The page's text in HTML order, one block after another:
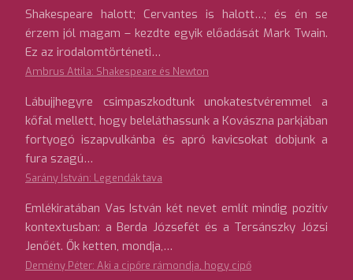
Shakespeare halott; Cervantes is halott…; és én se
érzem jól magam – kezdte egyik előadását Mark Twain.
Ez az irodalomtörténeti…
Ambrus Attila: Shakespeare és Newton
Lábujjhegyre csimpaszkodtunk unokatestvéremmel a
kőfal mellett, hogy beleláthassunk a Kovászna parkjában
fortyogó iszapvulkánba és apró kavicsokat dobjunk a
fura szagú…
Sarány István: Legendák tava
Emlékiratában Vas István két nevet említ mindig pozitív
kontextusban: a Berda Józsefét és a Tersánszky Józsi
Jenőét. Ők ketten, mondja,…
Demény Péter: Aki a cipőre rámondja, hogy cipő